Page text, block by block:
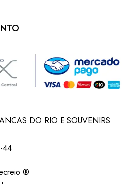
DO RIO E SOUVENIRS
44
®